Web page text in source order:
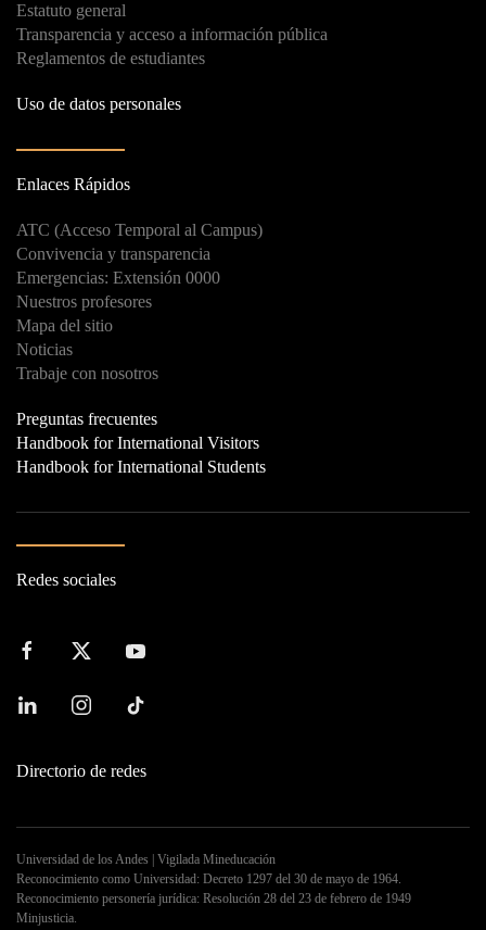
Estatuto general
Transparencia y acceso a información pública
Reglamentos de estudiantes
Uso de datos personales
Enlaces Rápidos
ATC (Acceso Temporal al Campus)
Convivencia y transparencia
Emergencias: Extensión 0000
Nuestros profesores
Mapa del sitio
Noticias
Trabaje con nosotros
Preguntas frecuentes
Handbook for International Visitors
Handbook for International Students
Redes sociales
Directorio de redes
Universidad de los Andes | Vigilada Mineducación
Reconocimiento como Universidad: Decreto 1297 del 30 de mayo de 1964.
Reconocimiento personería jurídica: Resolución 28 del 23 de febrero de 1949
Minjusticia.